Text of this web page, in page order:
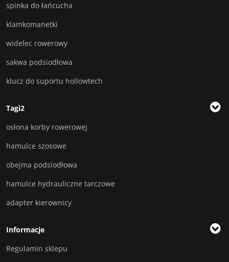
spinka do łańcucha
klamkomanetki
widelec rowerowy
sakwa podsiodłowa
klucz do suportu hollowtech
Tagi2
osłona korby rowerowej
hamulce szosowe
obejma podsiodłowa
hamulce hydrauliczne tarczowe
adapter kierownicy
Informacje
Regulamin sklepu